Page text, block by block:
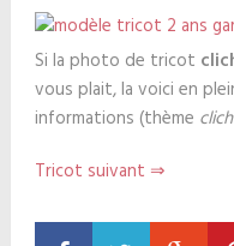
Si la photo de tricot
vous plait, la voici en
informations (thème
Tricot suivant ⇒